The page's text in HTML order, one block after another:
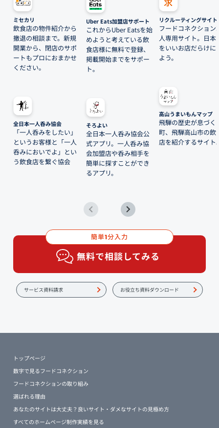
ミセカリ
飲食店の物件紹介から
撤退の相談まで。新規
開業から、閉店のサポ
ートもプロにおまかせ
ください。
全日本一人呑み協会
「一人呑みをしたい」
というお客様と「一人
呑みにおいでよ」とい
う飲食店を繋ぐ協会
Uber Eats加盟店サポート
これからUber Eatsを始
めようと考えている飲
食店様に無料で登録、
掲載開始までをサポー
ト。
そろよい
全日本一人呑み協会公
式アプリ。一人呑み協
会加盟店や呑み相手を
簡単に探すことができ
るアプリ。
リクルーティングサイト
フードコネクション
人専用サイト。日本
をいいお店だらけに
よう。
高山うまいもんマップ
飛騨の歴史が息づく
町、飛騨高山市の飲
店を紹介するサイト
簡単1分入力
無料で相談してみる
サービス資料請求 お役立ち資料ダウンロード
トップページ
数字で見るフードコネクション
フードコネクションの取り組み
選ばれる理由
あなたのサイトは大丈夫？良いサイト・ダメなサイトの見極め方
すべてのホームページ制作実績を見る